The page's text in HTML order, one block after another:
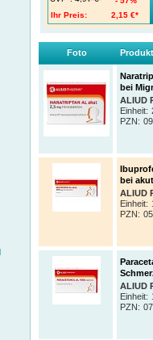
Ihr Preis:
2,15 €*
Foto
bei
ALIUD
Einheit:
PZN:
bei
ALIUD
Einheit:
PZN:
ALIUD
Einheit:
PZN: